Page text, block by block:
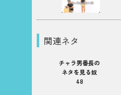
関連ネタ
チャラ男番長の
ネタを見る奴
48